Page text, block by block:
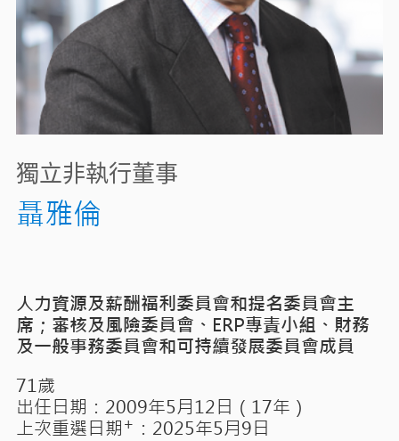
獨立非執行董事
聶雅倫
人力資源及薪酬福利委員會和提名委員會主
席；審核及風險委員會、ERP專責小組、財務
及一般事務委員會和可持續發展委員會成員​
71歲
出任日期：2009年5月12日（17年）
上次重選日期+ ：2025年5月9日